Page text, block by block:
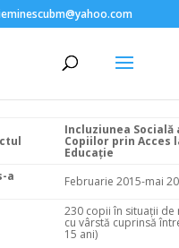
Incluziunea Socială
Copiilor prin Acces
Educație
a Februarie 2015-mai
230 copii în situații de
cu vârstă cuprinsă
15 ani)